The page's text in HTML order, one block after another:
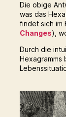
Die obige
was das
findet sich im
Changes),
Durch die
Hexagramms